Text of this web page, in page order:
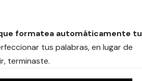
formatea automáticamente tu
tus palabras, en lugar de
terminaste.